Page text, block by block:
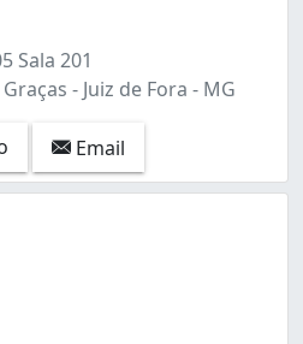
Sala 201
- Juiz de Fora - MG
Email